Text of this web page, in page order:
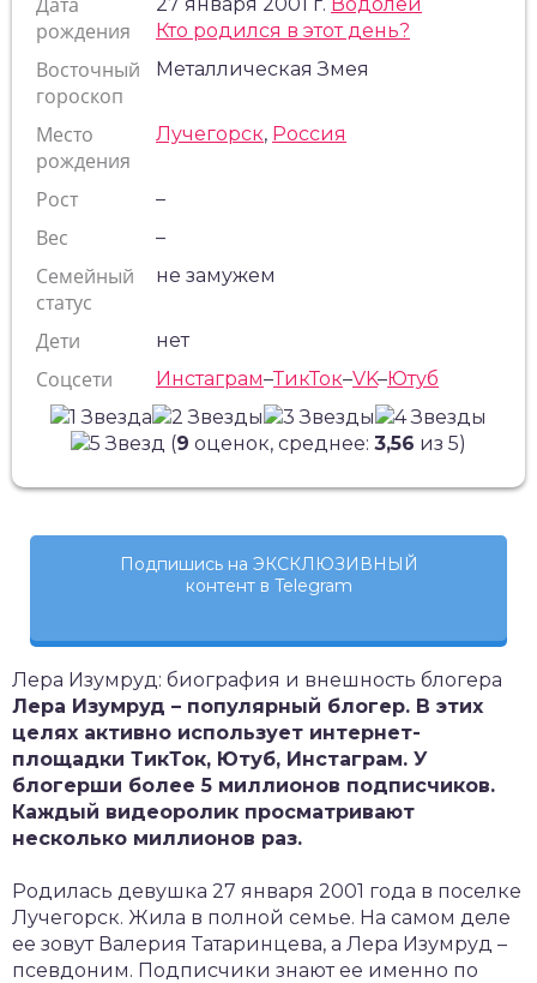
рождения
Кто родился в этот день?
Восточный
гороскоп
Металлическая Змея
Место
рождения
Лучегорск, Россия
Рост –
Вес –
Семейный
статус
не замужем
Дети нет
Соцсети Инстаграм–ТикТок–VK–Ютуб
(9 оценок, среднее: 3,56 из 5)
Подпишись на ЭКСКЛЮЗИВНЫЙ
контент в Telegram
Лера Изумруд: биография и внешность блогера
Лера Изумруд – популярный блогер. В этих
целях активно использует интернет-
площадки ТикТок, Ютуб, Инстаграм. У
блогерши более 5 миллионов подписчиков.
Каждый видеоролик просматривают
несколько миллионов раз.
Родилась девушка 27 января 2001 года в поселке
Лучегорск. Жила в полной семье. На самом деле
ее зовут Валерия Татаринцева, а Лера Изумруд –
псевдоним. Подписчики знают ее именно по